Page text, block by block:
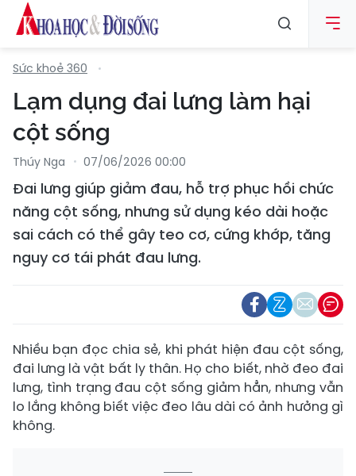
Sức khoẻ 360
Lạm dụng đai lưng làm hại
cột sống
Thúy Nga 07/06/2026 00:00
Đai lưng giúp giảm đau, hỗ trợ phục hồi chức
năng cột sống, nhưng sử dụng kéo dài hoặc
sai cách có thể gây teo cơ, cứng khớp, tăng
nguy cơ tái phát đau lưng.
Nhiều bạn đọc chia sẻ, khi phát hiện đau cột sống,
đai lưng là vật bất ly thân. Họ cho biết, nhờ đeo đai
lưng, tình trạng đau cột sống giảm hẳn, nhưng vẫn
lo lắng không biết việc đeo lâu dài có ảnh hưởng gì
không.